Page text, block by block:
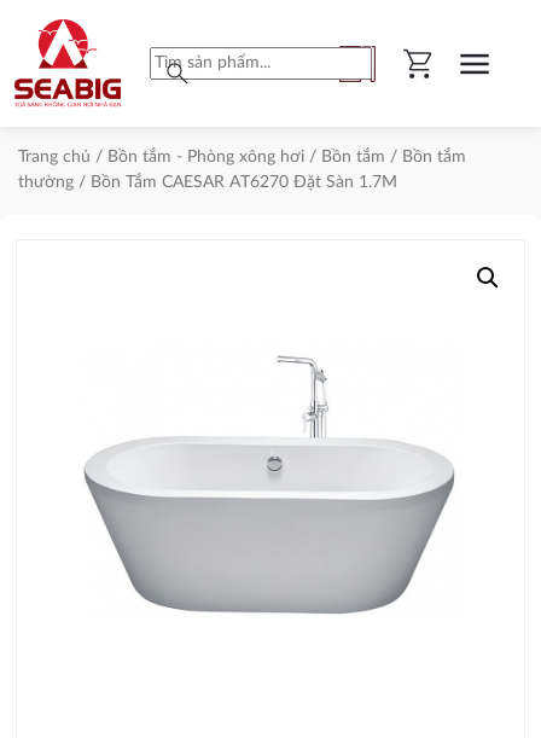
search shopping_cart menu
Trang chủ / Bồn tắm - Phòng xông hơi / Bồn tắm / Bồn tắm
thường / Bồn Tắm CAESAR AT6270 Đặt Sàn 1.7M